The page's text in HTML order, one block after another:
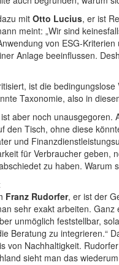
mitOtto Lucius, er ist
meint: „Wir sind
von ESG-
Anlage beeinflussen.
ist die
Taxonomie, also in
aber noch
den Tisch, ohne diese
und
für Verbraucher geben,
zu haben. Warum
Franz Rudorfer, er ist der
sehr exakt arbeiten.
unmöglich feststellbar,
Beratung zu integrieren.“
von Nachhaltigkeit.
sieht man das